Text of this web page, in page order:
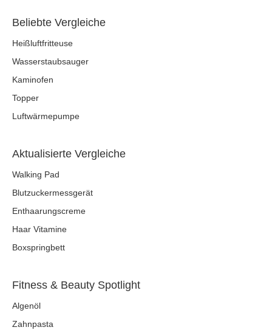
Beliebte Vergleiche
Heißluftfritteuse
Wasserstaubsauger
Kaminofen
Topper
Luftwärmepumpe
Aktualisierte Vergleiche
Walking Pad
Blutzuckermessgerät
Enthaarungscreme
Haar Vitamine
Boxspringbett
Fitness & Beauty Spotlight
Algenöl
Zahnpasta